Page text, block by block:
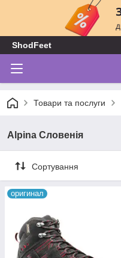
ShodFeet
Товари та послуги
Alpina Словенія
Сортування
оригинал